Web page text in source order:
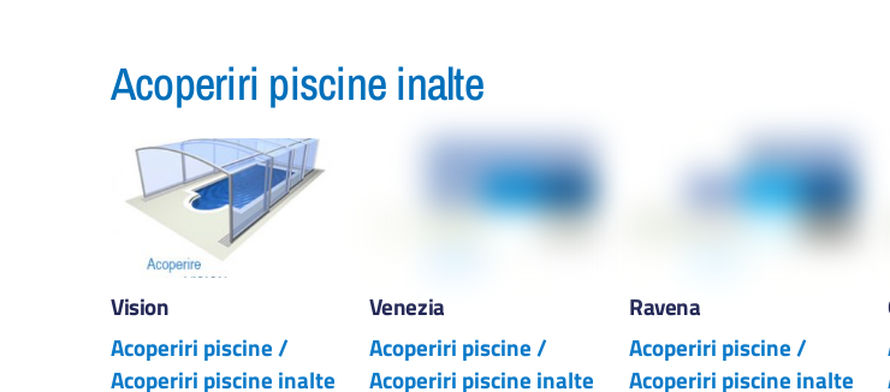
Acoperiri piscine inalte
Vision
Acoperiri piscine /
Acoperiri piscine inalte
Venezia
Acoperiri piscine /
Acoperiri piscine inalte
Ravena
Acoperiri piscine /
Acoperiri piscine inalte